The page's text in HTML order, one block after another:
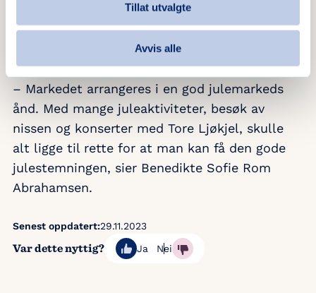
Tillat utvalgte
Avvis alle
– De skal blant annet betjene standen hvor
det blir salg av «ØY», Blå Kors Kristiansands
eget klesmerke, legger hun til.
– Markedet arrangeres i en god julemarkeds
ånd. Med mange juleaktiviteter, besøk av
nissen og konserter med Tore Ljøkjel, skulle
alt ligge til rette for at man kan få den gode
julestemningen, sier Benedikte Sofie Rom
Abrahamsen.
Var dette nyttig? Ja Nei
Senest oppdatert:29.11.2023